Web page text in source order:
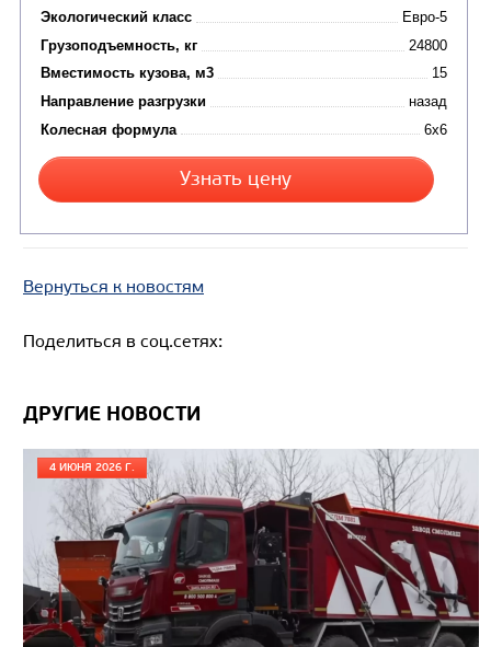
Производитель
Экологический класс
Грузоподъемность, кг
Вместимость кузова, м3
Направление разгрузки
САМОСВАЛ КАМАЗ-65222
Вернуться к новостям
Поделиться в соц.сетях:
ДРУГИЕ НОВОСТИ
4 ИЮНЯ 2026 Г.